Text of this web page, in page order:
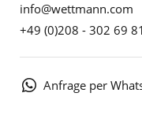
info@wettmann.com
+49 (0)208 - 302 69 81
Anfrage per